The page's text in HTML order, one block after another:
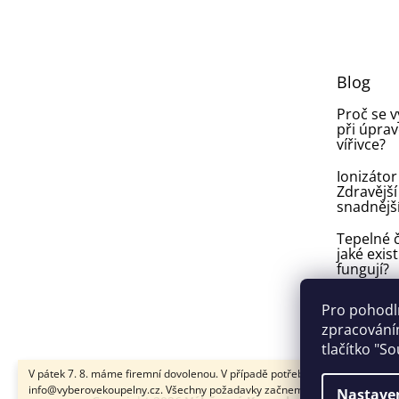
Pro
tlačítko
V pátek 7. 8. máme firemní dovolenou. V případě potřeby nám napište na
info@vyberovekoupelny.cz. Všechny požadavky začneme vyřizovat v
Blog
Proč se
při
vířivce?
Tepelné
jaké
fungují?
Plíseň
ve
vyhnout